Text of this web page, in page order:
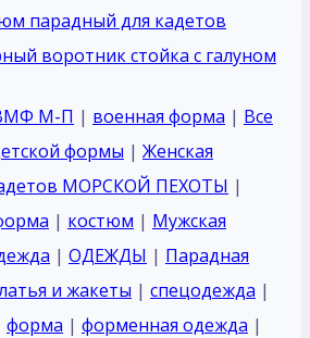
кадетов
курсантов
темный
синий
воротник
стойка
с
галуном
М-П | военная форма | Все
формы | Женская
МОРСКОЙ ПЕХОТЫ |
| костюм | Мужская
| ОДЕЖДЫ | Парадная
и жакеты | спецодежда |
форма | форменная одежда |